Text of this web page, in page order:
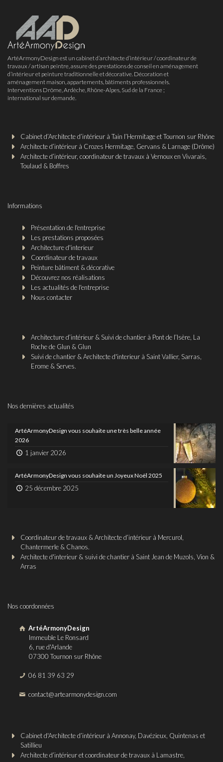
ArtéArmonyDesign est un cabinet d’architecte d’intérieur / coordinateur de
travaux / artisan peintre, assure des prestations de conseil en aménagement
d’intérieur et peinture traditionnelle et décorative. Décoration et
aménagement maison, appartements, bâtiments professionnels.
Interventions Drôme, Ardèche, Rhône-Alpes, Sud de la France ;
international sur demande.
Cabinet d’Architecte d’intérieur à Tain l’Hermitage et Tournon sur Rhône
Architecte d’intérieur à Crozes Hermitage, Gervans & Larnage (Drôme)
Architecte d’intérieur, coordinateur de travaux à Vernoux en Vivarais,
Toulaud & Boffres
Informations
Présentation de l'entreprise
Les prestations proposées
Architecture d'interieur
Coordinateur de travaux
Peinture bâtiment & décorative
Découvrez nos réalisations
Les actualités de l'entreprise
Nous contacter
Architecture d’intérieur & Suivi de chantier à Pont de l’Isère, La
Roche de Glun & Glun
Suivi de chantier & Architecte d'interieur à Saint Vallier, Sarras,
Erome & Serves.
Nos dernières actualités
ArtéArmonyDesign vous souhaite une très belle année
2026
1 janvier 2026
ArtéArmonyDesign vous souhaite un Joyeux Noël 2025
25 décembre 2025
Coordinateur de travaux & Architecte d’intérieur à Mercurol,
Chantermerle & Chanos.
Architecte d'interieur & suivi de chantier à Saint Jean de Muzols, Vion &
Arras
Nos coordonnées
ArtéArmonyDesign
Immeuble Le Ronsard
6, rue d'Arlande
07300 Tournon sur Rhône
06 81 39 63 29
contact@artearmonydesign.com
Cabinet d'Architecte d’intérieur à Annonay, Davézieux, Quintenas et
Satillieu
Architecte d’intérieur et coordinateur de travaux à Lamastre,